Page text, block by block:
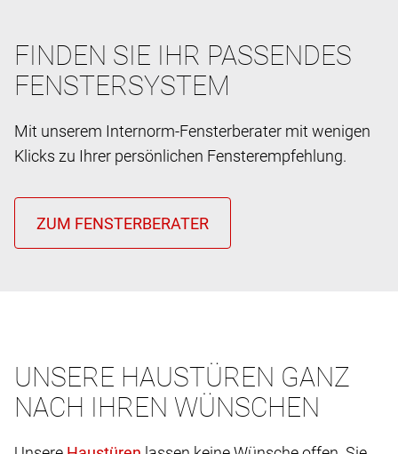
FINDEN SIE IHR PASSENDES
FENSTERSYSTEM
Mit unserem Internorm-Fensterberater mit wenigen
Klicks zu Ihrer persönlichen Fensterempfehlung.
UNSERE HAUSTÜREN GANZ
NACH IHREN WÜNSCHEN